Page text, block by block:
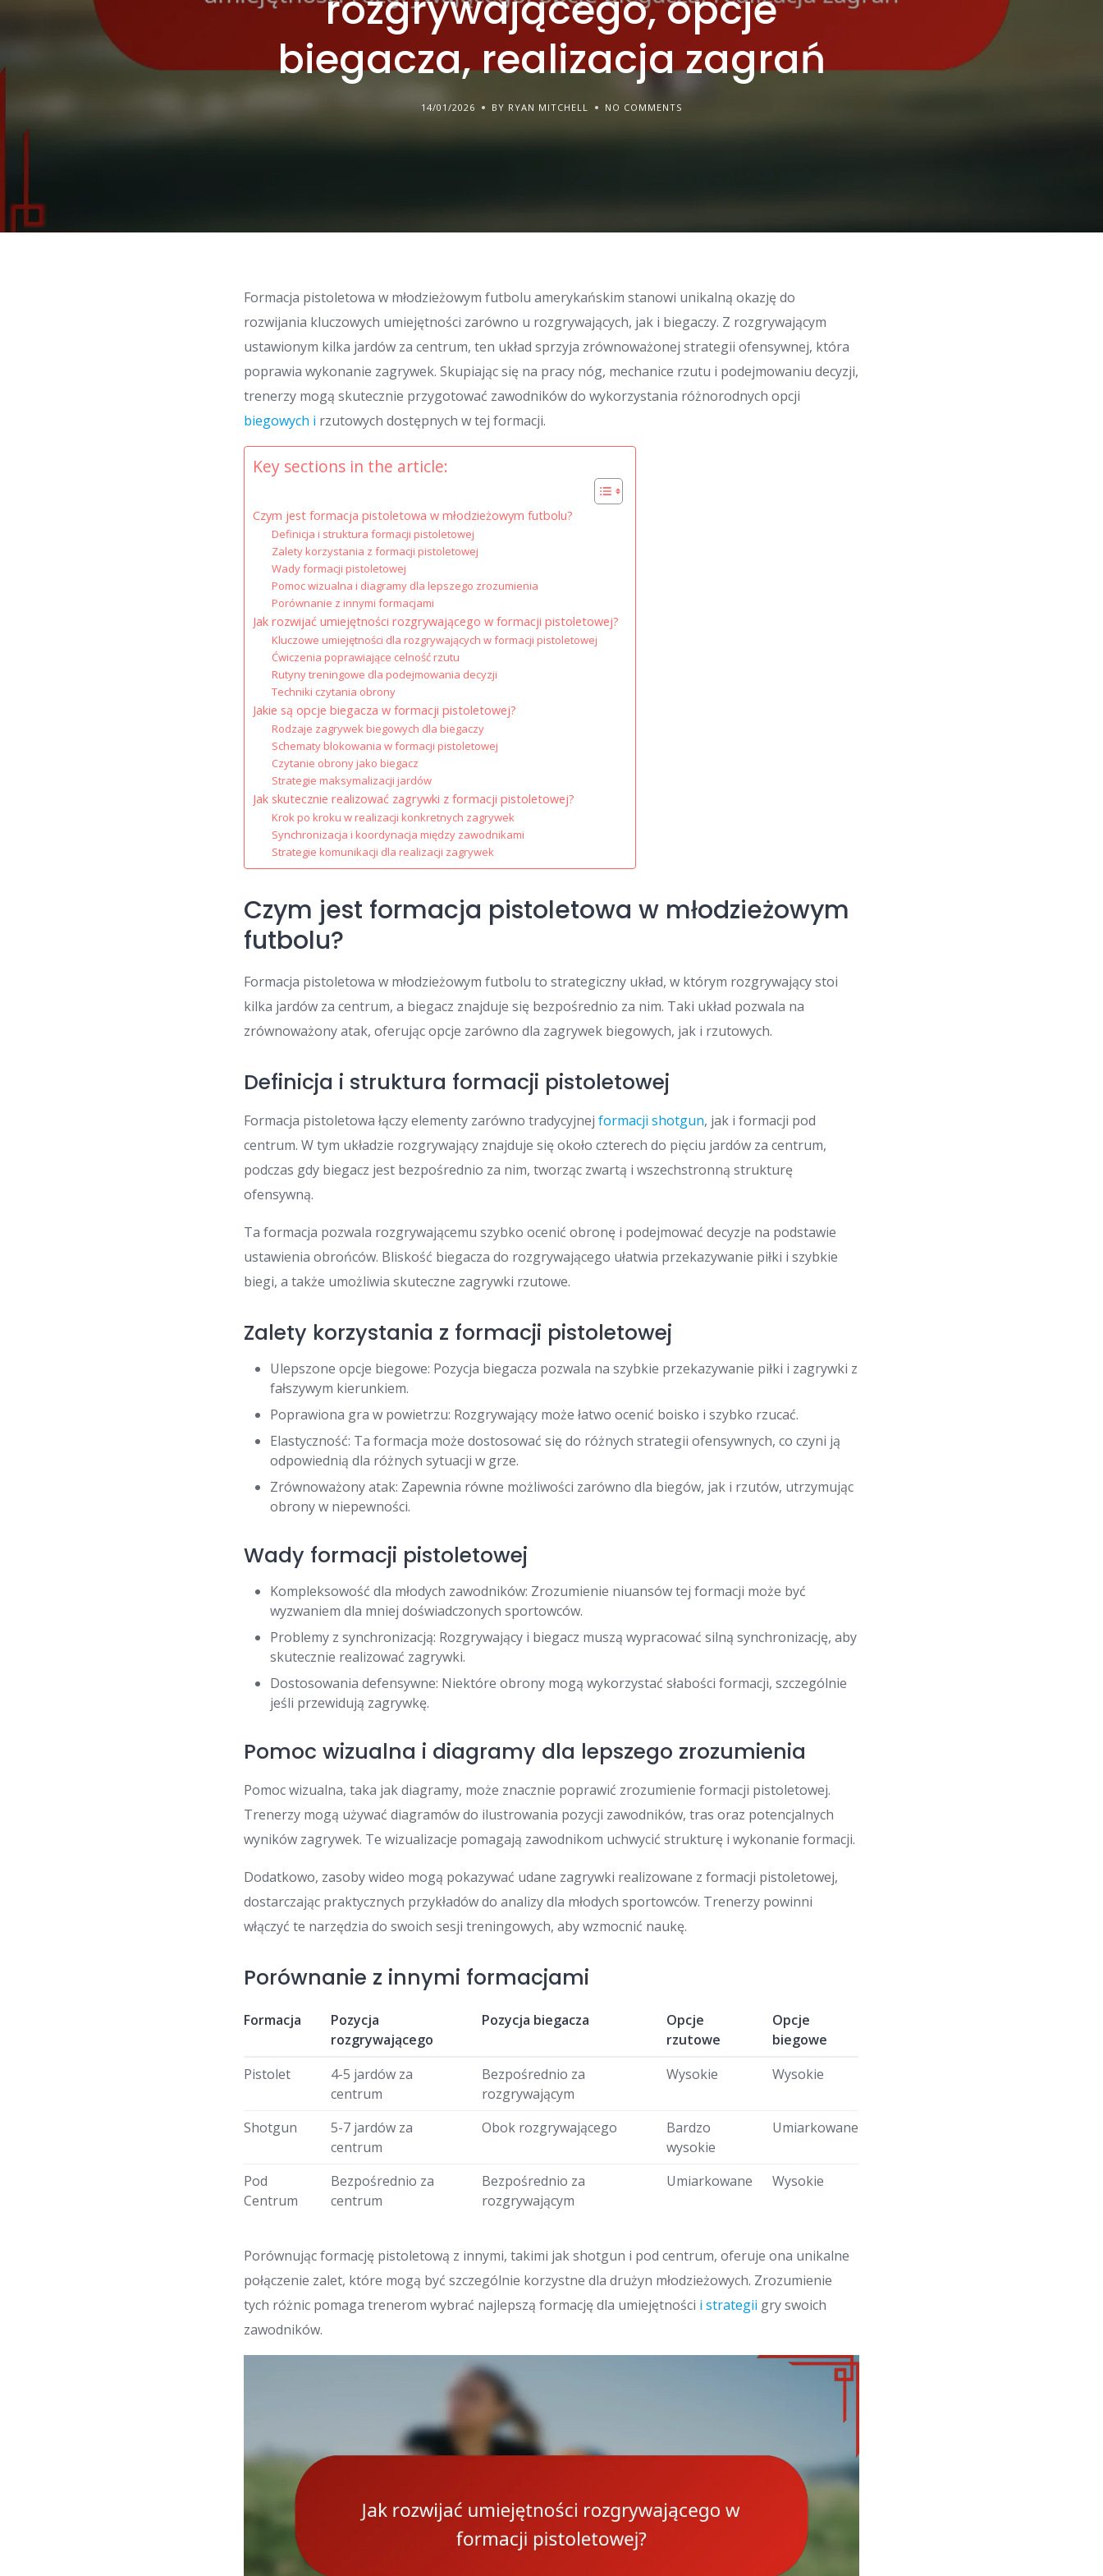
biegacza, realizacja zagrań
14/01/2026 BY RYAN MITCHELL NO COMMENTS
Formacja pistoletowa w młodzieżowym futbolu amerykańskim stanowi unikalną okazję do
rozwijania kluczowych umiejętności zarówno u rozgrywających, jak i biegaczy. Z rozgrywającym
ustawionym kilka jardów za centrum, ten układ sprzyja zrównoważonej strategii ofensywnej, która
poprawia wykonanie zagrywek. Skupiając się na pracy nóg, mechanice rzutu i podejmowaniu decyzji,
trenerzy mogą skutecznie przygotować zawodników do wykorzystania różnorodnych opcji
biegowych i rzutowych dostępnych w tej formacji.
Key sections in the article:
Czym jest formacja pistoletowa w młodzieżowym futbolu?
Definicja i struktura formacji pistoletowej
Zalety korzystania z formacji pistoletowej
Wady formacji pistoletowej
Pomoc wizualna i diagramy dla lepszego zrozumienia
Porównanie z innymi formacjami
Jak rozwijać umiejętności rozgrywającego w formacji pistoletowej?
Kluczowe umiejętności dla rozgrywających w formacji pistoletowej
Ćwiczenia poprawiające celność rzutu
Rutyny treningowe dla podejmowania decyzji
Techniki czytania obrony
Jakie są opcje biegacza w formacji pistoletowej?
Rodzaje zagrywek biegowych dla biegaczy
Schematy blokowania w formacji pistoletowej
Czytanie obrony jako biegacz
Strategie maksymalizacji jardów
Jak skutecznie realizować zagrywki z formacji pistoletowej?
Krok po kroku w realizacji konkretnych zagrywek
Synchronizacja i koordynacja między zawodnikami
Strategie komunikacji dla realizacji zagrywek
Czym jest formacja pistoletowa w młodzieżowym
futbolu?
Formacja pistoletowa w młodzieżowym futbolu to strategiczny układ, w którym rozgrywający stoi
kilka jardów za centrum, a biegacz znajduje się bezpośrednio za nim. Taki układ pozwala na
zrównoważony atak, oferując opcje zarówno dla zagrywek biegowych, jak i rzutowych.
Definicja i struktura formacji pistoletowej
Formacja pistoletowa łączy elementy zarówno tradycyjnejformacji shotgun, jak i formacji pod
centrum. W tym układzie rozgrywający znajduje się około czterech do pięciu jardów za centrum,
podczas gdy biegacz jest bezpośrednio za nim, tworząc zwartą i wszechstronną strukturę
ofensywną.
Ta formacja pozwala rozgrywającemu szybko ocenić obronę i podejmować decyzje na podstawie
ustawienia obrońców. Bliskość biegacza do rozgrywającego ułatwia przekazywanie piłki i szybkie
biegi, a także umożliwia skuteczne zagrywki rzutowe.
Zalety korzystania z formacji pistoletowej
Ulepszone opcje biegowe: Pozycja biegacza pozwala na szybkie przekazywanie piłki i zagrywki z
fałszywym kierunkiem.
Poprawiona gra w powietrzu: Rozgrywający może łatwo ocenić boisko i szybko rzucać.
Elastyczność: Ta formacja może dostosować się do różnych strategii ofensywnych, co czyni ją
odpowiednią dla różnych sytuacji w grze.
Zrównoważony atak: Zapewnia równe możliwości zarówno dla biegów, jak i rzutów, utrzymując
obrony w niepewności.
Wady formacji pistoletowej
Kompleksowość dla młodych zawodników: Zrozumienie niuansów tej formacji może być
wyzwaniem dla mniej doświadczonych sportowców.
Problemy z synchronizacją: Rozgrywający i biegacz muszą wypracować silną synchronizację, aby
skutecznie realizować zagrywki.
Dostosowania defensywne: Niektóre obrony mogą wykorzystać słabości formacji, szczególnie
jeśli przewidują zagrywkę.
Pomoc wizualna i diagramy dla lepszego zrozumienia
Pomoc wizualna, taka jak diagramy, może znacznie poprawić zrozumienie formacji pistoletowej.
Trenerzy mogą używać diagramów do ilustrowania pozycji zawodników, tras oraz potencjalnych
wyników zagrywek. Te wizualizacje pomagają zawodnikom uchwycić strukturę i wykonanie formacji.
Dodatkowo, zasoby wideo mogą pokazywać udane zagrywki realizowane z formacji pistoletowej,
dostarczając praktycznych przykładów do analizy dla młodych sportowców. Trenerzy powinni
włączyć te narzędzia do swoich sesji treningowych, aby wzmocnić naukę.
Porównanie z innymi formacjami
Formacja
Pozycja
rozgrywającego
Pozycja biegacza
Opcje
rzutowe
Opcje
biegowe
Pistolet
4-5 jardów za
centrum
Bezpośrednio za
rozgrywającym
Wysokie Wysokie
Shotgun
5-7 jardów za
centrum
Obok rozgrywającego
Bardzo
wysokie
Umiarkowane
Pod
Centrum
Bezpośrednio za
centrum
Bezpośrednio za
rozgrywającym
Umiarkowane Wysokie
Porównując formację pistoletową z innymi, takimi jak shotgun i pod centrum, oferuje ona unikalne
połączenie zalet, które mogą być szczególnie korzystne dla drużyn młodzieżowych. Zrozumienie
tych różnic pomaga trenerom wybrać najlepszą formację dla umiejętności i strategii gry swoich
zawodników.